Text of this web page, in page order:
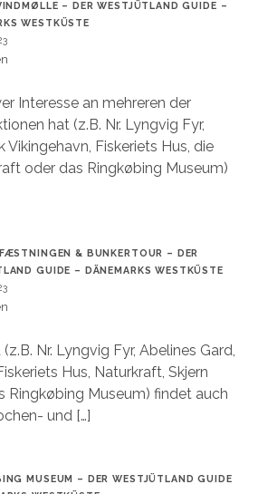
– DER WESTJÜTLAND GUIDE –
WESTKÜSTE
Interesse an mehreren der
hat (z.B. Nr. Lyngvig Fyr,
Vikingehavn, Fiskeriets Hus, die
oder das Ringkøbing Museum)
& BUNKERTOUR – DER
GUIDE – DÄNEMARKS WESTKÜSTE
Nr. Lyngvig Fyr, Abelines Gard,
Hus, Naturkraft, Skjern
Ringkøbing Museum) findet auch
und […]
MUSEUM – DER WESTJÜTLAND GUIDE